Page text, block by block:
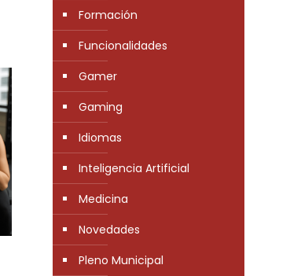
Formación
Funcionalidades
Gamer
Gaming
Idiomas
Inteligencia Artificial
Medicina
Novedades
Pleno Municipal